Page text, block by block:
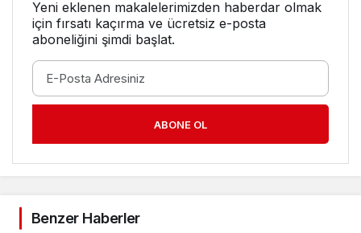
Yeni eklenen makalelerimizden haberdar olmak
için fırsatı kaçırma ve ücretsiz e-posta
aboneliğini şimdi başlat.
ABONE OL
Benzer Haberler